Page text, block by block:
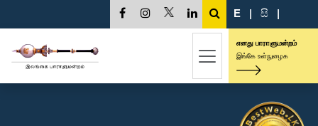
E | සි |
எனது பாராளுமன்றம்
இங்கே உள்நுழைக